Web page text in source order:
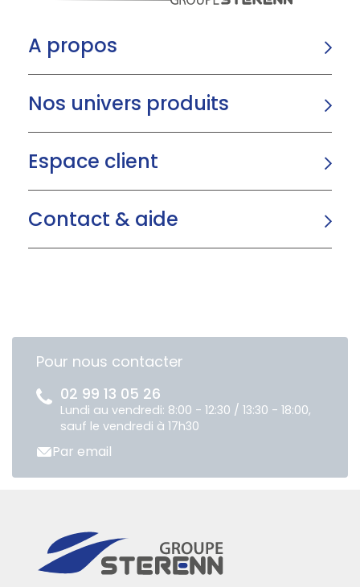
A propos
Nos univers produits
Espace client
Contact & aide
Pour nous contacter
02 99 13 05 26
Lundi au vendredi: 8:00 - 12:30 / 13:30 - 18:00,
sauf le vendredi à 17h30
Par email